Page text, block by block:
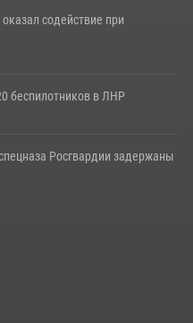
содействие при
беспилотников в ЛНР
Росгвардии задержаны